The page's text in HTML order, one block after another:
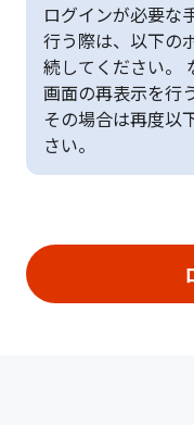
ログインが必要な
行う際は、以下の
続してください。
画面の再表示を行
その場合は再度以
さい。